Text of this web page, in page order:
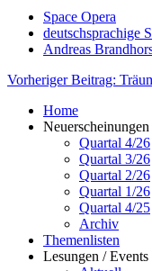
Space Opera
deutschsprachige
Andreas
Vorheriger Beitrag:
Home
Neuerscheinungen
Quartal 4/26
Quartal 3/26
Quartal 2/26
Quartal 1/26
Quartal 4/25
Archiv
Themenlisten
Lesungen / Events